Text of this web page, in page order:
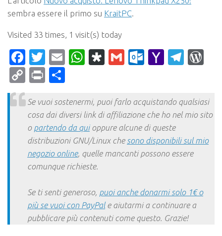
sembra essere il primo su KraitPC.
Visited 33 times, 1 visit(s) today
Facebook
Twitter
EmailWhatsApp
Diaspora
Gmail Yahoo
CopyPrint
Se vuoi sostenermi, puoi farlo acquistando qualsiasi
cosa dai diversi link di affiliazione che ho nel mio sito
o partendo da quioppure alcune di queste
distribuzioni GNU/Linux che sono disponibili sul mio
negozio online, quelle mancanti possono essere
comunque richieste.
Se ti senti generoso, puoi anche donarmi solo 1€ o
più se vuoi con PayPale aiutarmi a continuare a
pubblicare più contenuti come questo. Grazie!